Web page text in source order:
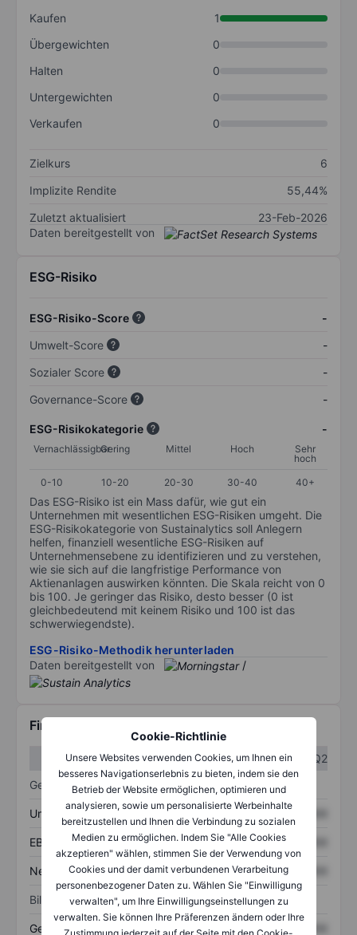
Cookie-Richtlinie
Unsere Websites verwenden Cookies, um Ihnen ein
besseres Navigationserlebnis zu bieten, indem sie den
Betrieb der Website ermöglichen, optimieren und
analysieren, sowie um personalisierte Werbeinhalte
bereitzustellen und Ihnen die Verbindung zu sozialen
Medien zu ermöglichen. Indem Sie "Alle Cookies
akzeptieren" wählen, stimmen Sie der Verwendung von
Cookies und der damit verbundenen Verarbeitung
personenbezogener Daten zu. Wählen Sie "Einwilligung
verwalten", um Ihre Einwilligungseinstellungen zu
verwalten. Sie können Ihre Präferenzen ändern oder Ihre
Kaufen
1
Übergewichten
0
Halten
0
Untergewichten
0
Verkaufen
0
Zielkurs
6
Implizite Rendite
55,44%
Zuletzt aktualisiert
23-Feb-2026
Daten bereitgestellt von
ESG-Risiko
ESG-Risiko-Score
-
Umwelt-Score
-
Sozialer Score
-
Governance-Score
-
ESG-Risikokategorie -
VernachlässigbarGering Mittel Hoch
Sehr
hoch
0-10
10-20 20-30 30-40 40+
Das ESG-Risiko ist ein Mass dafür, wie gut ein
Unternehmen mit wesentlichen ESG-Risiken umgeht. Die
ESG-Risikokategorie von Sustainalytics soll Anlegern
helfen, finanziell wesentliche ESG-Risiken auf
Unternehmensebene zu identifizieren und zu verstehen,
wie sie sich auf die langfristige Performance von
Aktienanlagen auswirken könnten. Die Skala reicht von 0
bis 100. Je geringer das Risiko, desto besser (0 ist
gleichbedeutend mit keinem Risiko und 100 ist das
schwerwiegendste).
ESG-Risiko-Methodik herunterladen
Daten bereitgestellt von
/
Finanzdaten
Q1
Q2
Gewinn- und Verlustrechnung
Umsatz XXXXXXX XXXXXXX
EBITDA XXXXXXX XXXXXXX
Nettoeinkommen XXXXXXX XXXXXXX
Bilanz
Gesamtvermögen XXXXXXX XXXXXXX